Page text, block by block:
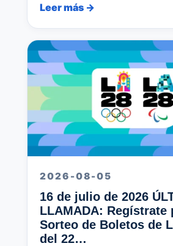
Leer más →
2026-08-05
16 de julio de 2026
LLAMADA: Regístrate
Sorteo de Boletos de
del 22…